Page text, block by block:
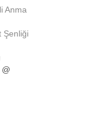
Anma
Şenliği
@